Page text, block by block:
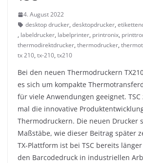
4. August 2022
desktop drucker, desktopdrucker,
, labeldrucker, labelprinter, printronix,
thermodirektdrucker, thermodrucker,
tx 210, tx-210, tx210
Bei den neuen Thermodruckern
es sich um kompakte
für viele Anwendungen geeignet.
mal die innovative
Thermodruckern. Die neuen Drucker
Maßstäbe, wie dieser Beitrag später
TX-Plattform ist bei TSC bereits
den Barcodedruck in industriellen